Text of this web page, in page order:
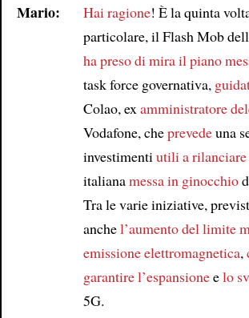
Article
Mario: Hai ragione! È la quinta
particolare, il Flash Mob
ha preso di mirail piano
task force governativa,
Colao, ex amministratore
Vodafone, cheprevedeuna
investimenti utili a rilanciare
italianamessa in ginocchio
Tra le varie iniziative,
anchel’aumento del limite
emissione elettromagnetica,
garantirel’espansioneelo
5G.